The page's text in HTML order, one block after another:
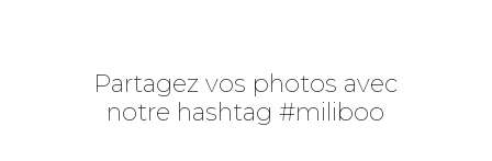
Partagez vos photos avec
notre hashtag #miliboo